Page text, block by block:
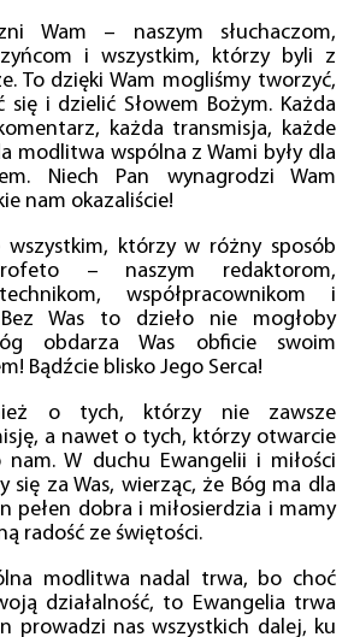
Wam – naszym słuchaczom,
i wszystkim, którzy byli z
To dzięki Wam mogliśmy tworzyć,
się i dzielić Słowem Bożym. Każda
każda transmisja, każde
modlitwa wspólna z Wami były dla
Niech Pan wynagrodzi Wam
nam okazaliście!
wszystkim, którzy w różny sposób
– naszym redaktorom,
współpracownikom i
Was to dzieło nie mogłoby
obdarza Was obficie swoim
Bądźcie blisko Jego Serca!
o tych, którzy nie zawsze
a nawet o tych, którzy otwarcie
nam. W duchu Ewangelii i miłości
się za Was, wierząc, że Bóg ma dla
pełen dobra i miłosierdzia i mamy
radość ze świętości.
modlitwa nadal trwa, bo choć
działalność, to Ewangelia trwa
prowadzi nas wszystkich dalej, ku